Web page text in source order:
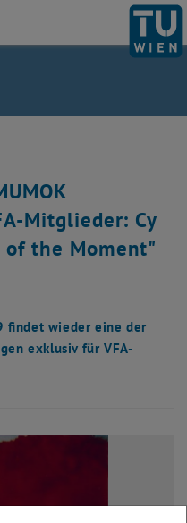
Wien Homepage
Mitglieder: Cy
of the Moment"
findet wieder eine der
exklusiv für VFA-